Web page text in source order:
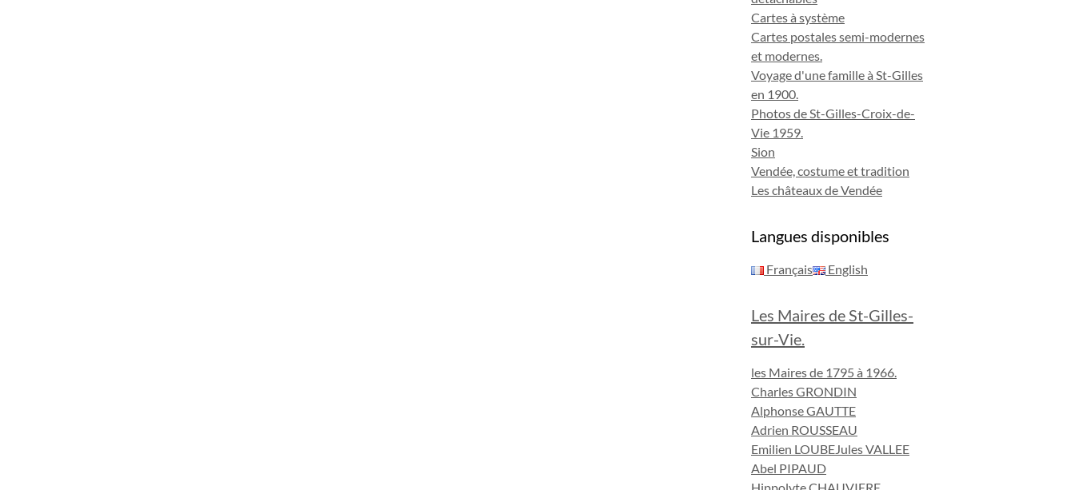
Cartes à système
Cartes postales semi-modernes
et modernes.
Voyage d'une famille à St-Gilles
en 1900.
Photos de St-Gilles-Croix-de-
Vie 1959.
Sion
Vendée, costume et tradition
Les châteaux de Vendée
Langues disponibles
Français English
Les Maires de St-Gilles-
sur-Vie.
les Maires de 1795 à 1966.
Charles GRONDIN
Alphonse GAUTTE
Adrien ROUSSEAU
Emilien LOUBEJules VALLEE
Abel PIPAUD